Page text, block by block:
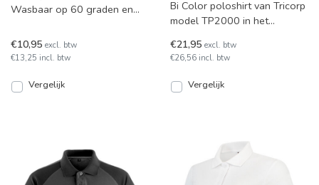
Wasbaar op 60 graden en
€10,95 excl. btw
€13,25 incl. btw
Vergelijk
Bi Color poloshirt van Tricorp
model TP2000 in het
borstzak.
€21,95 excl. btw
€26,56 incl. btw
Vergelijk